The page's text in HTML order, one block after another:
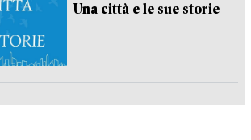
Una città e le sue storie